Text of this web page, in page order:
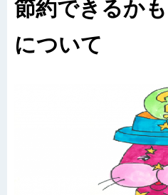
節約できるかも
について